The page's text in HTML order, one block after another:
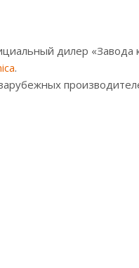
дилер «Завода
.